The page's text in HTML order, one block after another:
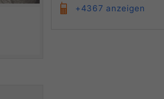
+4367 anzeigen